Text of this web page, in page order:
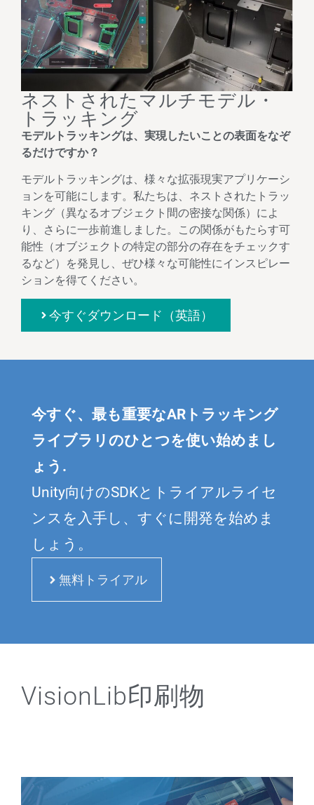
ネストされたマルチモデル・
トラッキング
モデルトラッキングは、実現したいことの表面をなぞ
るだけですか？
モデルトラッキングは、様々な拡張現実アプリケーシ
ョンを可能にします。私たちは、ネストされたトラッ
キング（異なるオブジェクト間の密接な関係）によ
り、さらに一歩前進しました。この関係がもたらす可
能性（オブジェクトの特定の部分の存在をチェックす
るなど）を発見し、ぜひ様々な可能性にインスピレー
ションを得てください。
今すぐダウンロード（英語）
今すぐ、最も重要なARトラッキング
ライブラリのひとつを使い始めまし
ょう.
Unity向けのSDKとトライアルライセ
ンスを入手し、すぐに開発を始めま
しょう。
無料トライアル
VisionLib印刷物